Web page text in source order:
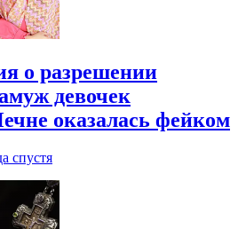
о разрешении
девочек
оказалась фейком
спустя